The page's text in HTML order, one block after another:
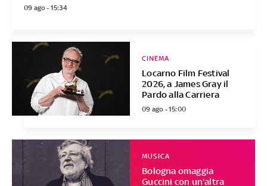
09 ago - 15:34
Locarno Film Festival
2026, a James Gray il
Pardo alla Carriera
CINEMA
09 ago - 15:00
Bologna omaggia
Guccini con un'altra
MUSICA